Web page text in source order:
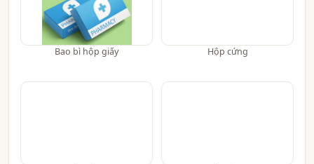
Bao bì hộp giấy Hộp cứng